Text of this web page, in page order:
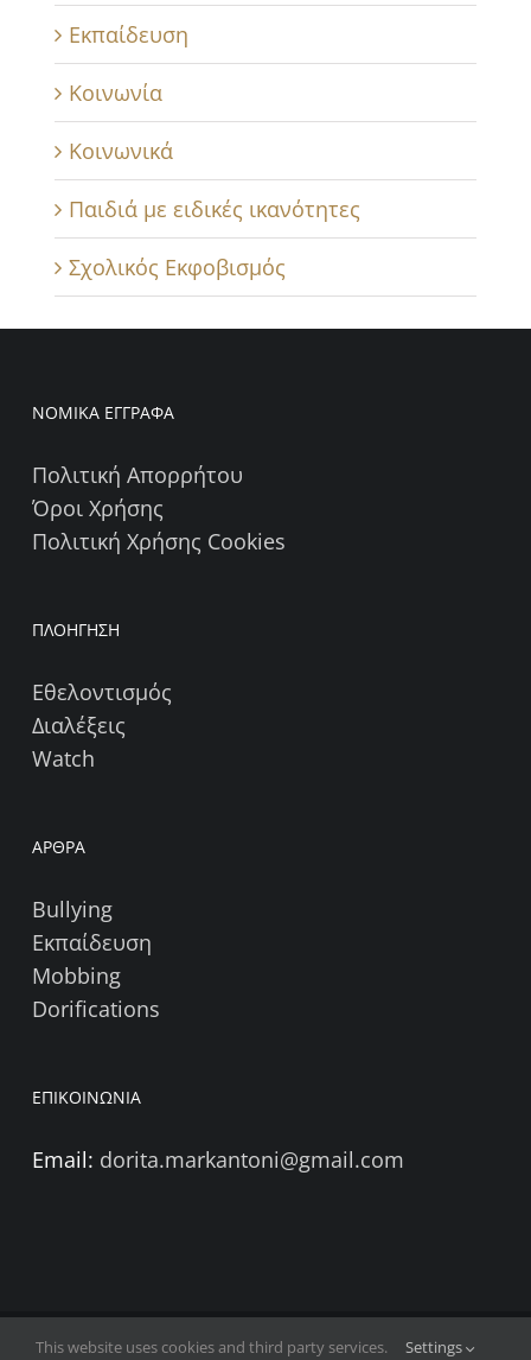
Εκπαίδευση
Κοινωνία
Κοινωνικά
Παιδιά με ειδικές ικανότητες
Σχολικός Εκφοβισμός
ΝΟΜΙΚΑ ΕΓΓΡΑΦΑ
Πολιτική Απορρήτου
Όροι Χρήσης
Πολιτική Χρήσης Cookies
ΠΛΟΗΓΗΣΗ
Εθελοντισμός
Διαλέξεις
Watch
ΑΡΘΡΑ
Bullying
Εκπαίδευση
Mobbing
Dorifications
ΕΠΙΚΟΙΝΩΝΙΑ
Email: dorita.markantoni@gmail.com
Copyright 2026 | Δωρίτα Μαρκαντώνη
This website uses cookies and third party services. Settings